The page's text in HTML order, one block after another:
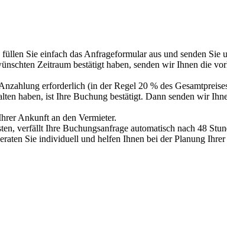
Sie einfach das Anfrageformular aus und senden Sie
Zeitraum bestätigt haben, senden wir Ihnen die
erforderlich (in der Regel 20 % des
haben, ist Ihre Buchung bestätigt. Dann senden wir
Ankunft an den Vermieter.
verfällt Ihre Buchungsanfrage automatisch nach 48
Sie individuell und helfen Ihnen bei der Planung